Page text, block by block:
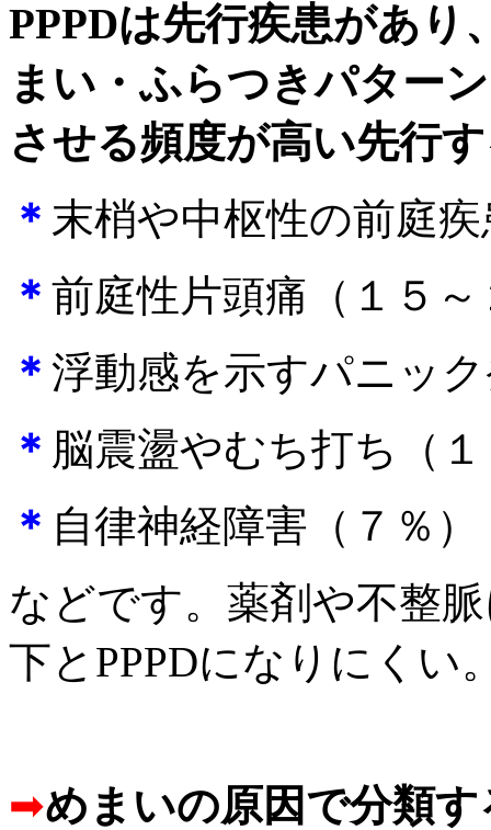
PPPDは先行疾患があり
まい・ふらつきパター
させる頻度が高い先行
＊ 末梢や中枢性の前庭
＊ 前庭性片頭痛（１５
＊ 浮動感を示すパニッ
＊ 脳震盪やむち打ち（
＊ 自律神経障害（７％）
などです。薬剤や不整
下とPPPDになりにくい
➡めまいの原因で分類